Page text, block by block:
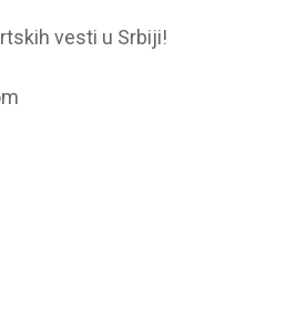
vesti u Srbiji!